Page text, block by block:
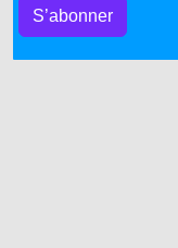
S’abonner